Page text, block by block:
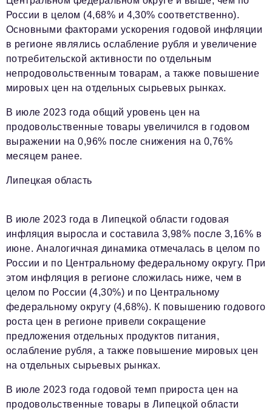
России в целом (4,68% и 4,30% соответственно).
Основными факторами ускорения годовой инфляции
в регионе являлись ослабление рубля и увеличение
потребительской активности по отдельным
непродовольственным товарам, а также повышение
мировых цен на отдельных сырьевых рынках.
В июле 2023 года общий уровень цен на
продовольственные товары увеличился в годовом
выражении на 0,96% после снижения на 0,76%
месяцем ранее.
Липецкая область
В июле 2023 года в Липецкой области годовая
инфляция выросла и составила 3,98% после 3,16% в
июне. Аналогичная динамика отмечалась в целом по
России и по Центральному федеральному округу. При
этом инфляция в регионе сложилась ниже, чем в
целом по России (4,30%) и по Центральному
федеральному округу (4,68%). К повышению годового
роста цен в регионе привели сокращение
предложения отдельных продуктов питания,
ослабление рубля, а также повышение мировых цен
на отдельных сырьевых рынках.
В июле 2023 года годовой темп прироста цен на
продовольственные товары в Липецкой области